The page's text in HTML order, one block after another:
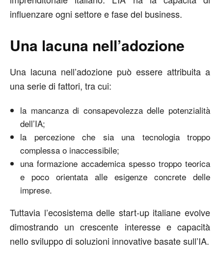
influenzare ogni settore e fase del business.
Una lacuna nell’adozione
Una lacuna nell’adozione può essere attribuita a
una serie di fattori, tra cui:
la mancanza di consapevolezza delle potenzialità
dell’IA;
la percezione che sia una tecnologia troppo
complessa o inaccessibile;
una formazione accademica spesso troppo teorica
e poco orientata alle esigenze concrete delle
imprese.
Tuttavia l’ecosistema delle start-up italiane evolve
dimostrando un crescente interesse e capacità
nello sviluppo di soluzioni innovative basate sull’IA.